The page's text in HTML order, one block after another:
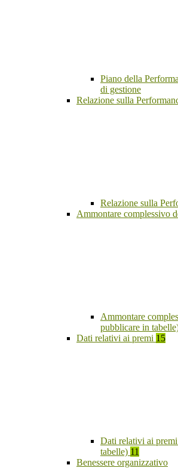
Piano della
di gestione
Relazione sulla
Relazione sulla
Ammontare complessivo
Ammontare
pubblicare in
Dati relativi ai premi 15
Dati relativi ai
tabelle) 11
Benessere organizzativo